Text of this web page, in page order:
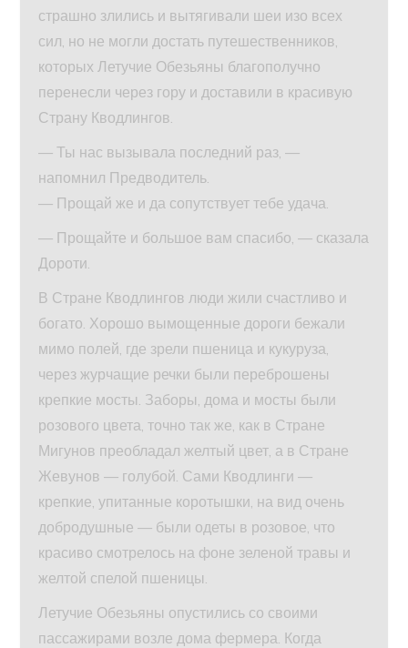
страшно злились и вытягивали шеи изо всех
сил, но не могли достать путешественников,
которых Летучие Обезьяны благополучно
перенесли через гору и доставили в красивую
Страну Кводлингов.
— Ты нас вызывала последний раз, —
напомнил Предводитель.
— Прощай же и да сопутствует тебе удача.
— Прощайте и большое вам спасибо, — сказала
Дороти.
В Стране Кводлингов люди жили счастливо и
богато. Хорошо вымощенные дороги бежали
мимо полей, где зрели пшеница и кукуруза,
через журчащие речки были переброшены
крепкие мосты. Заборы, дома и мосты были
розового цвета, точно так же, как в Стране
Мигунов преобладал желтый цвет, а в Стране
Жевунов — голубой. Сами Кводлинги —
крепкие, упитанные коротышки, на вид очень
добродушные — были одеты в розовое, что
красиво смотрелось на фоне зеленой травы и
желтой спелой пшеницы.
Летучие Обезьяны опустились со своими
пассажирами возле дома фермера. Когда